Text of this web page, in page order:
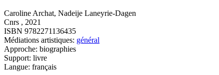
Caroline Archat, Nadeije Laneyrie-Dagen
Cnrs , 2021
ISBN 9782271136435
Médiations artistiques: général
Approche: biographies
Support: livre
Langue: français